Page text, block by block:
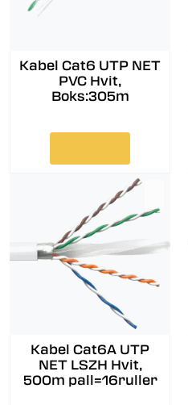
Kabel Cat6 UTP NET
PVC Hvit,
Boks:305m
Kabel Cat6A UTP
NET LSZH Hvit,
500m pall=16ruller